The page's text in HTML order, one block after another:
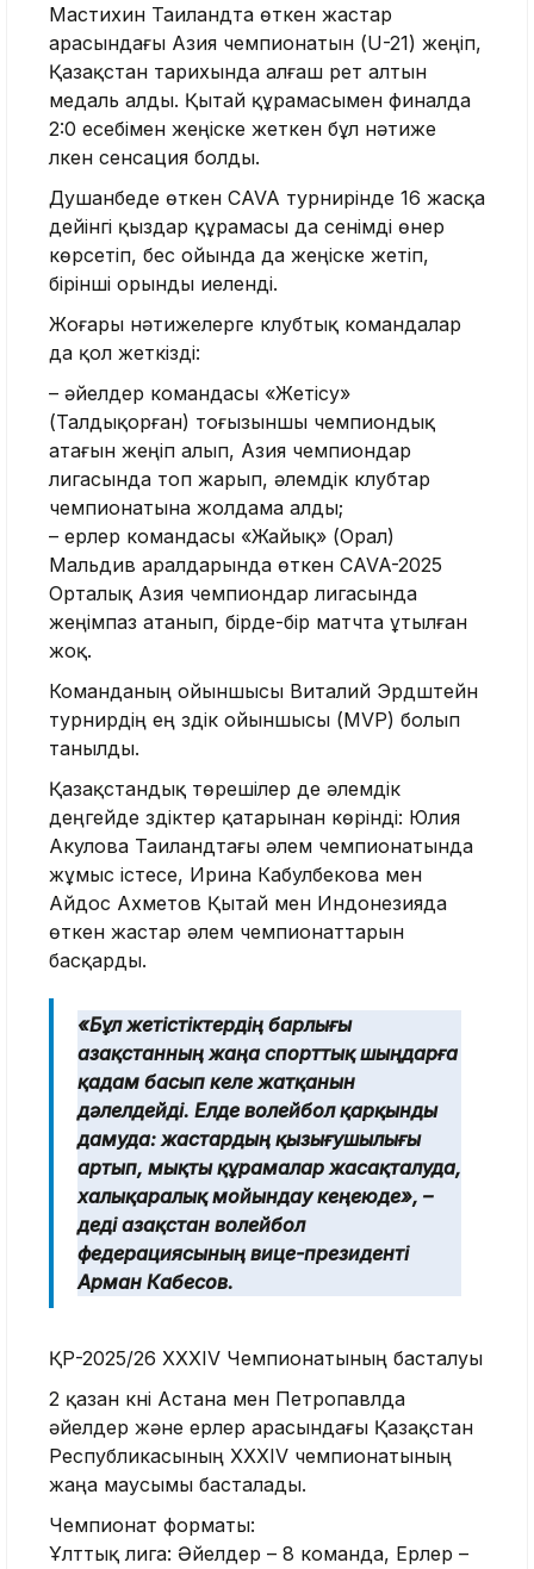
Мастихин Таиландта өткен жастар
арасындағы Азия чемпионатын (U-21) жеңіп,
Қазақстан тарихында алғаш рет алтын
медаль алды. Қытай құрамасымен финалда
2:0 есебімен жеңіске жеткен бұл нәтиже
үлкен сенсация болды.
Душанбеде өткен CAVA турнирінде 16 жасқа
дейінгі қыздар құрамасы да сенімді өнер
көрсетіп, бес ойында да жеңіске жетіп,
бірінші орынды иеленді.
Жоғары нәтижелерге клубтық командалар
да қол жеткізді:
– әйелдер командасы «Жетісу»
(Талдықорған) тоғызыншы чемпиондық
атағын жеңіп алып, Азия чемпиондар
лигасында топ жарып, әлемдік клубтар
чемпионатына жолдама алды;
– ерлер командасы «Жайық» (Орал)
Мальдив аралдарында өткен CAVA-2025
Орталық Азия чемпиондар лигасында
жеңімпаз атанып, бірде-бір матчта ұтылған
жоқ.
Команданың ойыншысы Виталий Эрдштейн
турнирдің ең үздік ойыншысы (MVP) болып
танылды.
Қазақстандық төрешілер де әлемдік
деңгейде үздіктер қатарынан көрінді: Юлия
Акулова Таиландтағы әлем чемпионатында
жұмыс істесе, Ирина Кабулбекова мен
Айдос Ахметов Қытай мен Индонезияда
өткен жастар әлем чемпионаттарын
басқарды.
«Бұл жетістіктердің барлығы
Қазақстанның жаңа спорттық шыңдарға
қадам басып келе жатқанын
дәлелдейді. Елде волейбол қарқынды
дамуда: жастардың қызығушылығы
артып, мықты құрамалар жасақталуда,
халықаралық мойындау кеңеюде», –
деді Қазақстан волейбол
федерациясының вице-президенті
Арман Кабесов.
ҚР-2025/26 XXXIV Чемпионатының басталуы
2 қазан күні Астана мен Петропавлда
әйелдер және ерлер арасындағы Қазақстан
Республикасының XXXIV чемпионатының
жаңа маусымы басталады.
Чемпионат форматы:
Ұлттық лига: Әйелдер – 8 команда, Ерлер –